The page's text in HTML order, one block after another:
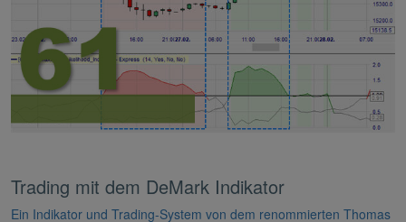
Trading mit dem DeMark Indikator
Ein Indikator und Trading-System von dem renommierten Thomas